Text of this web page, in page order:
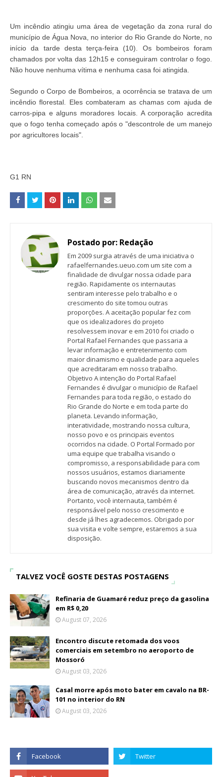
Um incêndio atingiu uma área de vegetação da zona rural do
município de Água Nova, no interior do Rio Grande do Norte, no
início da tarde desta terça-feira (10). Os bombeiros foram
chamados por volta das 12h15 e conseguiram controlar o fogo.
Não houve nenhuma vítima e nenhuma casa foi atingida.
Segundo o Corpo de Bombeiros, a ocorrência se tratava de um
incêndio florestal. Eles combateram as chamas com ajuda de
carros-pipa e alguns moradores locais. A corporação acredita
que o fogo tenha começado após o "descontrole de um manejo
por agricultores locais".
G1 RN
Postado por: Redação
Em 2009 surgia através de uma iniciativa o
rafaelfernandes.ueuo.com um site com a
finalidade de divulgar nossa cidade para
região. Rapidamente os internautas
sentiram interesse pelo trabalho e o
crescimento do site tomou outras
proporções. A aceitação popular fez com
que os idealizadores do projeto
resolvessem inovar e em 2010 foi criado o
Portal Rafael Fernandes que passaria a
levar informação e entretenimento com
maior dinamismo e qualidade para aqueles
que acreditaram em nosso trabalho.
Objetivo A intenção do Portal Rafael
Fernandes é divulgar o município de Rafael
Fernandes para toda região, o estado do
Rio Grande do Norte e em toda parte do
planeta. Levando informação,
interatividade, mostrando nossa cultura,
nosso povo e os principais eventos
ocorridos na cidade. O Portal Formado por
uma equipe que trabalha visando o
compromisso, a responsabilidade para com
nossos usuários, estamos diariamente
buscando novos mecanismos dentro da
área de comunicação, através da internet.
Portanto, você internauta, também é
responsável pelo nosso crescimento e
desde já lhes agradecemos. Obrigado por
sua visita e volte sempre, estaremos a sua
disposição.
TALVEZ VOCÊ GOSTE DESTAS POSTAGENS
Refinaria de Guamaré reduz preço da gasolina
em R$ 0,20
August 07, 2026
Encontro discute retomada dos voos
comerciais em setembro no aeroporto de
Mossoró
August 03, 2026
Casal morre após moto bater em cavalo na BR-
101 no interior do RN
August 03, 2026